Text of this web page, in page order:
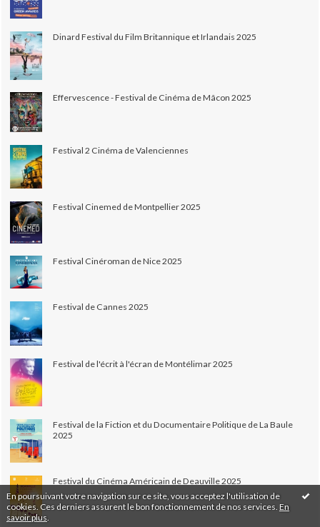
En poursuivant votre navigation sur ce site, vous acceptez l'utilisation de
cookies. Ces derniers assurent le bon fonctionnement de nos services. En
savoir plus
Dinard Festival du Film Britannique et Irlandais 2025
Effervescence - Festival de Cinéma de Mâcon 2025
Festival 2 Cinéma de Valenciennes
Festival Cinemed de Montpellier 2025
Festival Cinéroman de Nice 2025
Festival de Cannes 2025
Festival de l'écrit à l'écran de Montélimar 2025
Festival de la Fiction et du Documentaire Politique de La Baule
2025
Festival du Cinéma Américain de Deauville 2025